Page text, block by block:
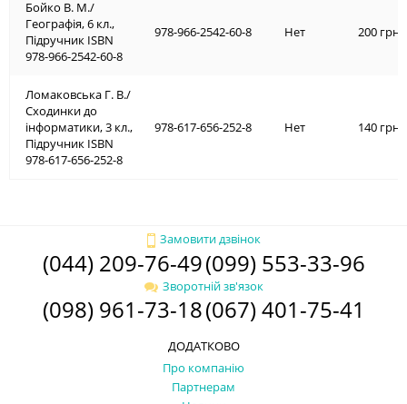
Бойко В. М./
Географія, 6 кл.,
Підручник ISBN
978-966-2542-60-8
Ломаковська Г. В./
Сходинки до
інформатики, 3 кл.,
Підручник ISBN
978-617-656-252-8
978-966-2542-60-8 Нет 200 грн.
978-617-656-252-8 Нет 140 грн.
Замовити дзвінок
(044) 209-76-49(099) 553-33-96
Зворотній зв'язок
(098) 961-73-18(067) 401-75-41
ДОДАТКОВО
Про компанію
Партнерам